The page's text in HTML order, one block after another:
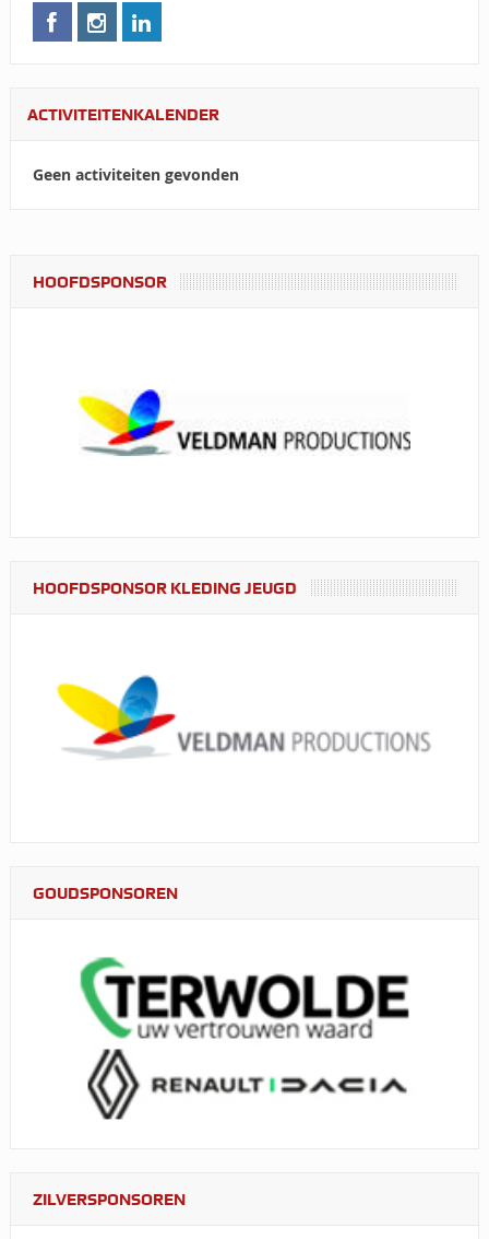
ACTIVITEITENKALENDER
Geen activiteiten gevonden
HOOFDSPONSOR
HOOFDSPONSOR KLEDING JEUGD
GOUDSPONSOREN
ZILVERSPONSOREN